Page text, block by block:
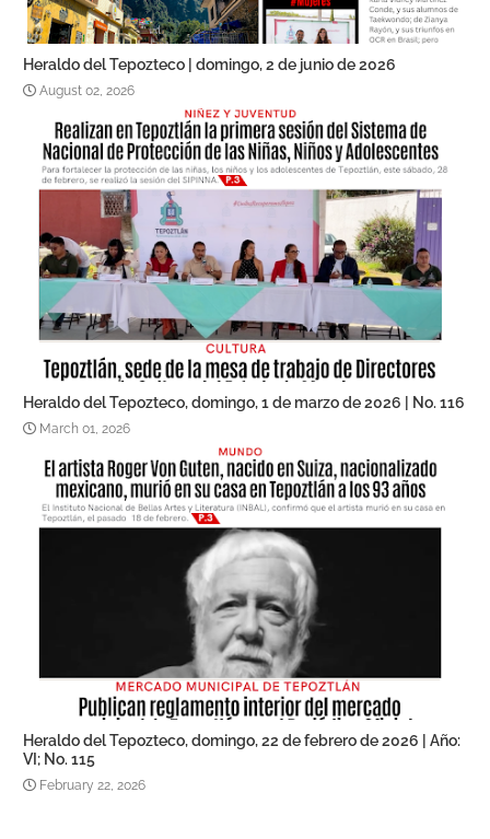
Heraldo del Tepozteco | domingo, 2 de junio de 2026
August 02, 2026
Heraldo del Tepozteco, domingo, 1 de marzo de 2026 | No. 116
March 01, 2026
Heraldo del Tepozteco, domingo, 22 de febrero de 2026 | Año:
VI; No. 115
February 22, 2026